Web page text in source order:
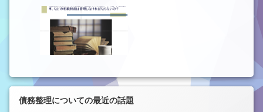
債務整理についての最近の話題